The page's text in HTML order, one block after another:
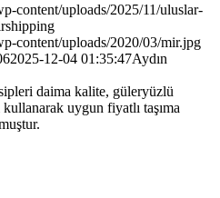
content/uploads/2025/11/uluslar-
content/uploads/2020/03/mir.jpg
2025-12-04 01:35:47Aydın
daima kalite, güleryüzlü
uygun fiyatlı taşıma